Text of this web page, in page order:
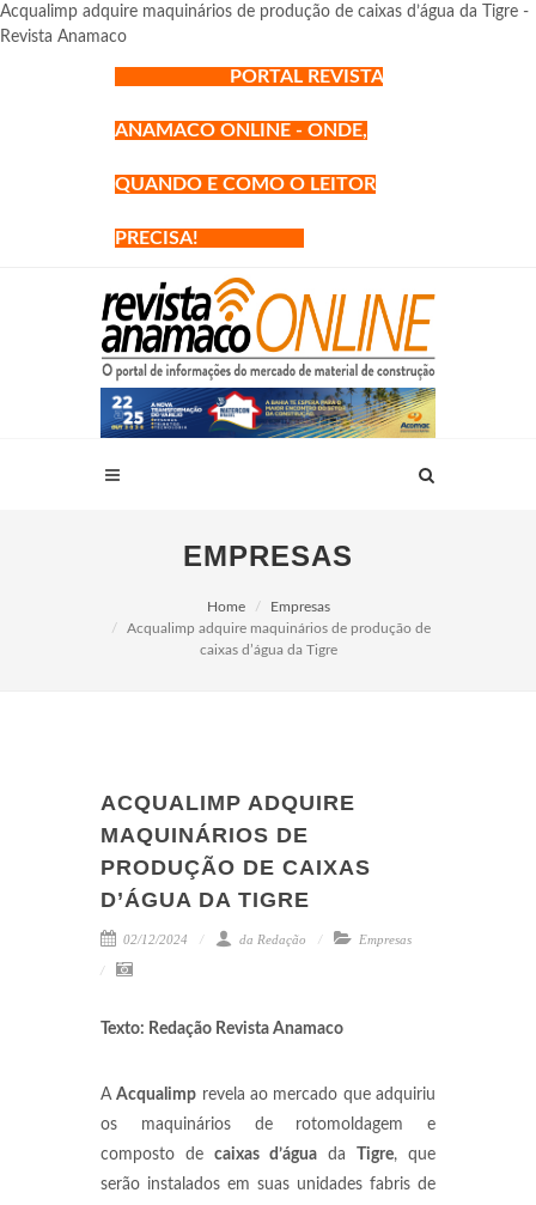
Acqualimp adquire maquinários de produção de caixas d’água da Tigre -
Revista Anamaco
PORTAL REVISTA
ANAMACO ONLINE - ONDE,
QUANDO E COMO O LEITOR
PRECISA!
EMPRESAS
Home
Empresas
Acqualimp adquire maquinários de produção de
caixas d’água da Tigre
ACQUALIMP ADQUIRE
MAQUINÁRIOS DE
PRODUÇÃO DE CAIXAS
D’ÁGUA DA TIGRE
02/12/2024 da Redação Empresas
Texto: Redação Revista Anamaco
AAcqualimp revela ao mercado que adquiriu
os maquinários de rotomoldagem e
composto de caixas d’água da Tigre, que
serão instalados em suas unidades fabris de